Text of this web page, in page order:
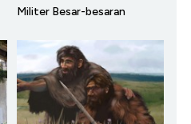
Militer Besar-besaran